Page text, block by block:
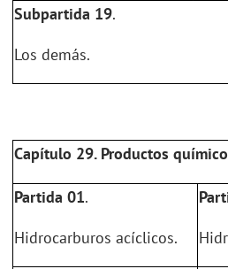
Subpartida 19.
Los demás.
Capítulo 29. Productos
Partida 01.
Hidrocarburos acíclicos.